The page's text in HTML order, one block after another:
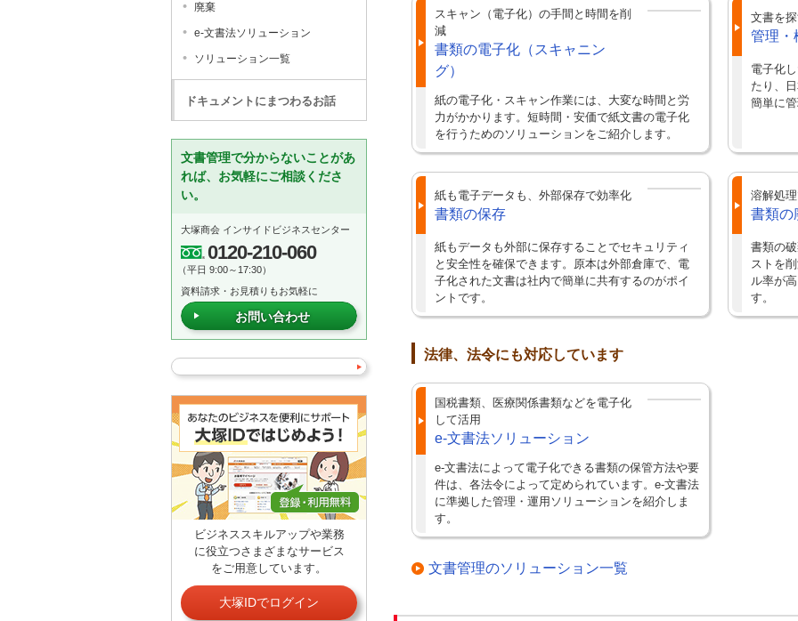
スキャン（電子化）の手間と時間を削
減
書類の電子化（スキャニン
グ）
紙の電子化・スキャン作業には、大変な時間と労
力がかかります。短時間・安価で紙文書の電子化
を行うためのソリューションをご紹介します。
文書を
管理・
電子化
たり、
簡単に
紙も電子データも、外部保存で効率化
書類の保存
紙もデータも外部に保存することでセキュリティ
と安全性を確保できます。原本は外部倉庫で、電
子化された文書は社内で簡単に共有するのがポイ
ントです。
溶解処
書類の
書類の
ストを
ル率が
す。
法律、法令にも対応しています
国税書類、医療関係書類などを電子化
して活用
e-文書法ソリューション
e-文書法によって電子化できる書類の保管方法や要
件は、各法令によって定められています。e-文書法
に準拠した管理・運用ソリューションを紹介しま
す。
文書管理のソリューション一覧
廃棄
e-文書法ソリューション
ソリューション一覧
ドキュメントにまつわるお話
文書管理で分からないことがあ
れば、お気軽にご相談くださ
い。
大塚商会 インサイドビジネスセンター
0120-210-060
（平日 9:00～17:30）
資料請求・お見積りもお気軽に
お問い合わせ
ビジネススキルアップや業務
に役立つさまざまなサービス
をご用意しています。
大塚IDでログイン